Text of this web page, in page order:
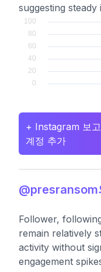
suggesting
+ Instagram 보
계정 추가
@presransom
Follower,
remain relatively
activity without
engagement